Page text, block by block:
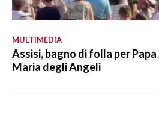
MULTIMEDIA
Assisi, bagno di folla per Papa
Maria degli Angeli